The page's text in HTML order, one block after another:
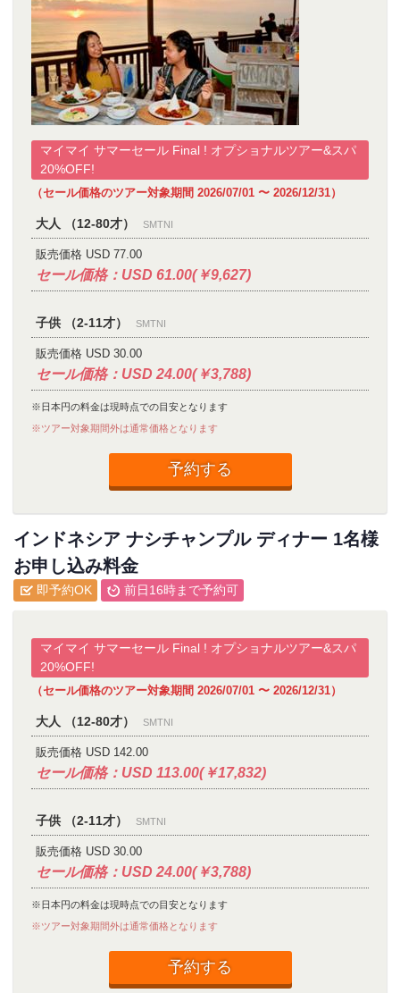
マイマイ サマーセール Final ! オプショナルツアー&スパ
20%OFF!
（セール価格のツアー対象期間 2026/07/01 〜 2026/12/31）
大人 （12-80才） SMTNI
販売価格 USD 77.00
セール価格：USD 61.00(￥9,627)
子供 （2-11才） SMTNI
販売価格 USD 30.00
セール価格：USD 24.00(￥3,788)
※日本円の料金は現時点での目安となります
※ツアー対象期間外は通常価格となります
予約する
インドネシア ナシチャンプル ディナー 1名様
お申し込み料金
即予約OK 前日16時まで予約可
マイマイ サマーセール Final ! オプショナルツアー&スパ
20%OFF!
（セール価格のツアー対象期間 2026/07/01 〜 2026/12/31）
大人 （12-80才） SMTNI
販売価格 USD 142.00
セール価格：USD 113.00(￥17,832)
子供 （2-11才） SMTNI
販売価格 USD 30.00
セール価格：USD 24.00(￥3,788)
※日本円の料金は現時点での目安となります
※ツアー対象期間外は通常価格となります
予約する